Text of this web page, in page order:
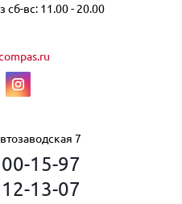
вс: 11.00 - 20.00
7
15-97
13-07